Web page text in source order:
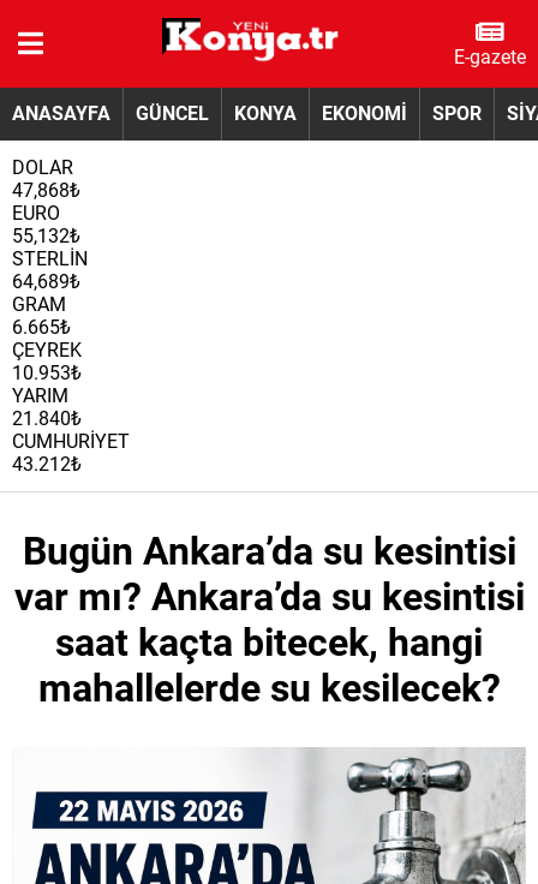
E-gazete
ANASAYFA GÜNCEL KONYA EKONOMİ SPOR
DOLAR
47,868₺
EURO
55,132₺
STERLİN
64,689₺
GRAM
6.665₺
ÇEYREK
10.953₺
YARIM
21.840₺
CUMHURİYET
43.212₺
Bugün Ankara’da su kesintisi
var mı? Ankara’da su kesintisi
saat kaçta bitecek, hangi
mahallelerde su kesilecek?